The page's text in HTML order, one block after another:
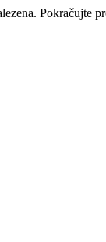
Pokračujte